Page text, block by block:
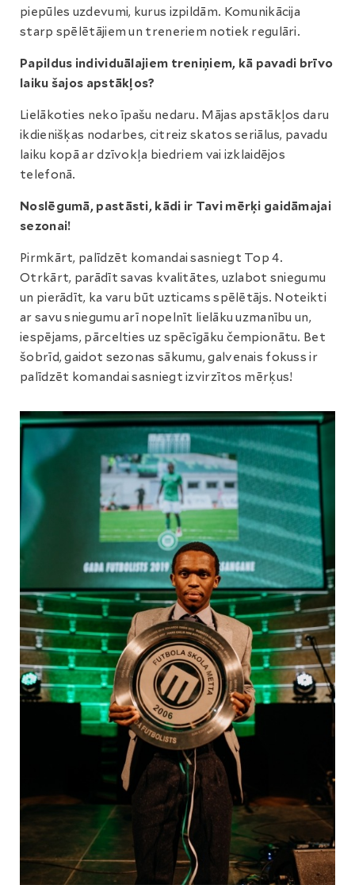
piepūles uzdevumi, kurus izpildām. Komunikācija
starp spēlētājiem un treneriem notiek regulāri.
Papildus individuālajiem treniņiem, kā pavadi brīvo
laiku šajos apstākļos?
Lielākoties neko īpašu nedaru. Mājas apstākļos daru
ikdienišķas nodarbes, citreiz skatos seriālus, pavadu
laiku kopā ar dzīvokļa biedriem vai izklaidējos
telefonā.
Noslēgumā, pastāsti, kādi ir Tavi mērķi gaidāmajai
sezonai!
Pirmkārt, palīdzēt komandai sasniegt Top 4.
Otrkārt, parādīt savas kvalitātes, uzlabot sniegumu
un pierādīt, ka varu būt uzticams spēlētājs. Noteikti
ar savu sniegumu arī nopelnīt lielāku uzmanību un,
iespējams, pārcelties uz spēcīgāku čempionātu. Bet
šobrīd, gaidot sezonas sākumu, galvenais fokuss ir
palīdzēt komandai sasniegt izvirzītos mērķus!